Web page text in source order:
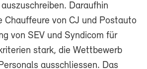
Daraufhin
Chauffeure von CJ und Postauto
von SEV und Syndicom für
stark, die Wettbewerb
ausschliessen. Das